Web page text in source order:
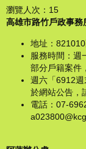
瀏覽人次： 15
高雄市路竹戶政事務
地址：
服務時間：週
部分戶籍案件
週六「6912
於網站公告，
電話：07-